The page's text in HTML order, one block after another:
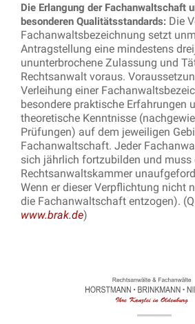
Die Erlangung der Fachanwaltschaft
besonderen Qualitätsstandards: Die
Fachanwaltsbezeichnung setzt
Antragstellung eine mindestens
ununterbrochene Zulassung und
Rechtsanwalt voraus.
Verleihung einer
besondere praktische Erfahrungen
theoretische Kenntnisse
Prüfungen) auf dem jeweiligen
Fachanwaltschaft. Jeder
sich jährlich fortzubilden und muss
Rechtsanwaltskammer
Wenn er dieser Verpflichtung nicht
die Fachanwaltschaft entzogen).
www.brak.de)